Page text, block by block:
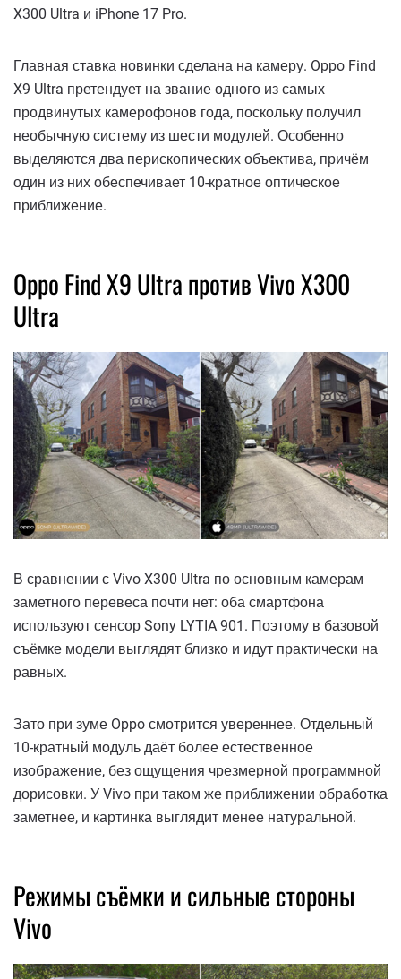
X300 Ultra и iPhone 17 Pro.
Главная ставка новинки сделана на камеру. Oppo Find
X9 Ultra претендует на звание одного из самых
продвинутых камерофонов года, поскольку получил
необычную систему из шести модулей. Особенно
выделяются два перископических объектива, причём
один из них обеспечивает 10-кратное оптическое
приближение.
Oppo Find X9 Ultra против Vivo X300
Ultra
В сравнении с Vivo X300 Ultra по основным камерам
заметного перевеса почти нет: оба смартфона
используют сенсор Sony LYTIA 901. Поэтому в базовой
съёмке модели выглядят близко и идут практически на
равных.
Зато при зуме Oppo смотрится увереннее. Отдельный
10-кратный модуль даёт более естественное
изображение, без ощущения чрезмерной программной
дорисовки. У Vivo при таком же приближении обработка
заметнее, и картинка выглядит менее натуральной.
Режимы съёмки и сильные стороны
Vivo